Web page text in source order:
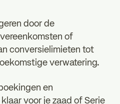
door de
of
conversielimieten tot
verwatering.
en
voor je zaad of Serie